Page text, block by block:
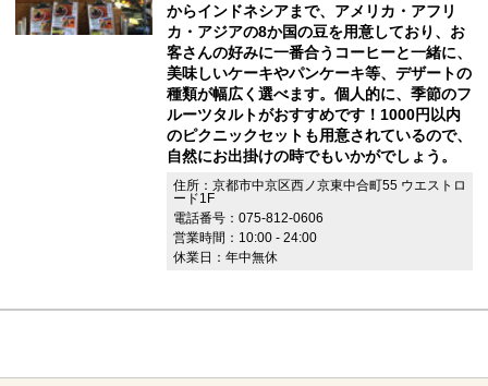
からインドネシアまで、アメリカ・アフリ
カ・アジアの8か国の豆を用意しており、お
客さんの好みに一番合うコーヒーと一緒に、
美味しいケーキやパンケーキ等、デザートの
種類が幅広く選べます。個人的に、季節のフ
ルーツタルトがおすすめです！1000円以内
のピクニックセットも用意されているので、
自然にお出掛けの時でもいかがでしょう。
住所：京都市中京区西ノ京東中合町55 ウエストロ
ード1F
電話番号：075-812-0606
営業時間：10:00 - 24:00
休業日：年中無休